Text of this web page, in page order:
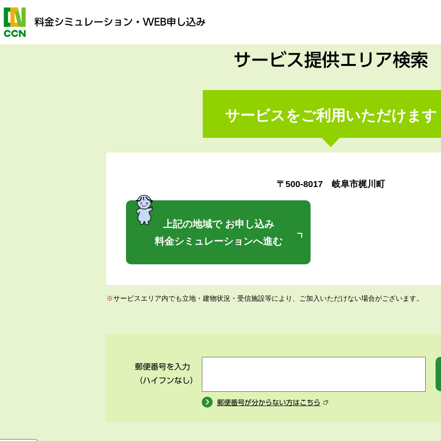
料金シミュレーション ・WEB申し込み
サービス提供エリア検索
サービスをご利用いただけます
〒500-8017 岐阜市梶川町
上記の地域で お申し込み
料金シミュレーションへ進む
※サービスエリア内でも立地・建物状況・受信施設等により、ご加入いただけない場合がございます。
郵便番号を入力
（ハイフンなし）
郵便番号が分からない方はこちら